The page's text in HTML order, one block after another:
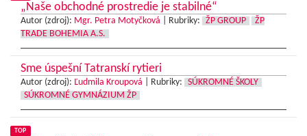
„Naše obchodné prostredie je stabilné“
Autor (zdroj): Mgr. Petra Motyčková Rubriky: ŽP GROUP
ŽP
TRADE BOHEMIA A.S.
Sme úspešní Tatranskí rytieri
Autor (zdroj): Ľudmila Kroupová Rubriky:
SÚKROMNÉ ŠKOLY
SÚKROMNÉ GYMNÁZIUM ŽP
TOP